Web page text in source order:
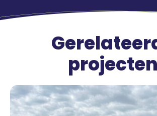
projecten